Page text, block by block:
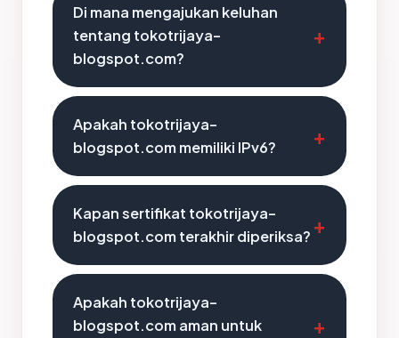
Di mana mengajukan keluhan
tentang tokotrijaya-
blogspot.com?
Apakah tokotrijaya-
blogspot.com memiliki IPv6?
Kapan sertifikat tokotrijaya-
blogspot.com terakhir diperiksa?
Apakah tokotrijaya-
blogspot.com aman untuk